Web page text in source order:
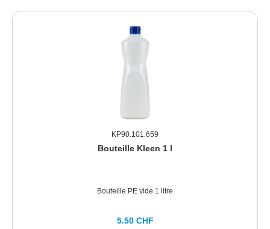
KP90.101.659
Bouteille Kleen 1 l
Bouteille PE vide 1 litre
5.50 CHF